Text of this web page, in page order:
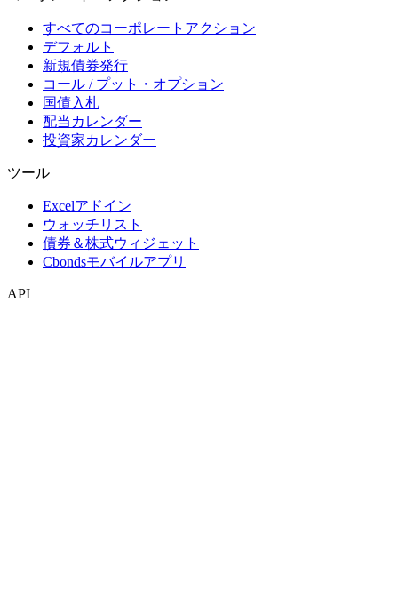
すべてのコーポレートアクション
デフォルト
新規債券発行
コール / プット・オプション
国債入札
配当カレンダー
投資家カレンダー
ツール
Excelアドイン
ウォッチリスト
債券＆株式ウィジェット
Cbondsモバイルアプリ
API